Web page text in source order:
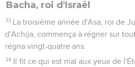
Bacha, roi d'Israël
33 La troisième année d'Asa, roi de
d'Achija, commença à régner sur
régna vingt-quatre ans.
34 Il fit ce qui est mal aux yeux de